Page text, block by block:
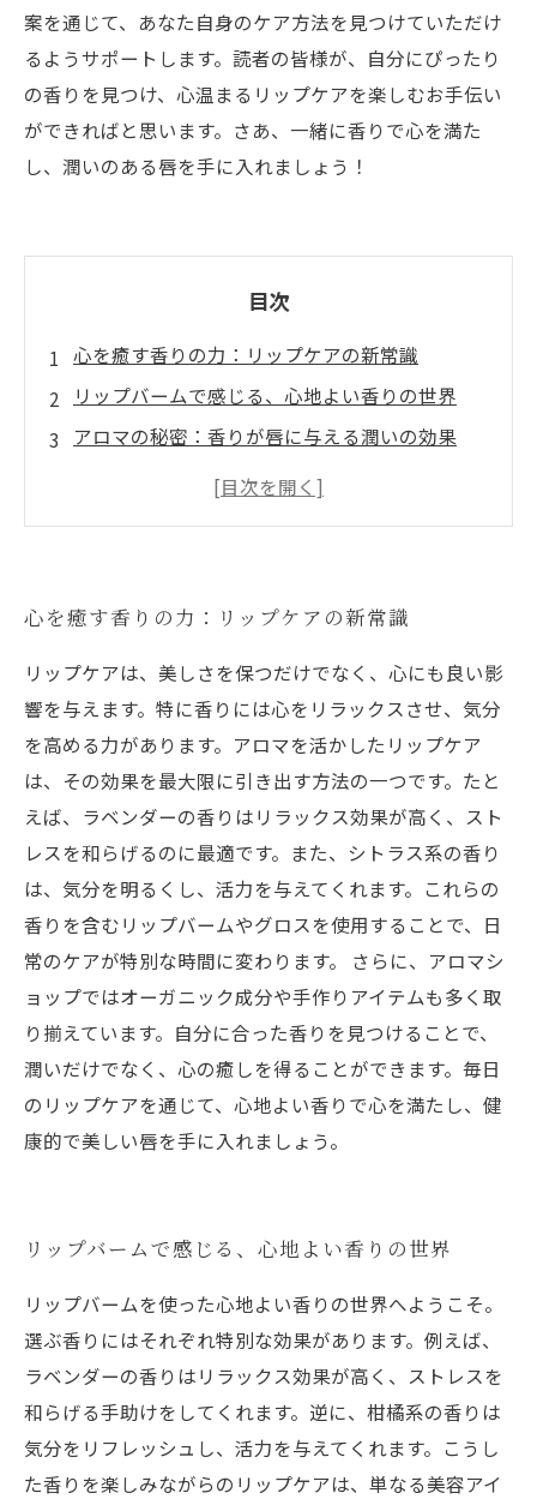
案を通じて、あなた自身のケア方法を見つけていただけ
るようサポートします。読者の皆様が、自分にぴったり
の香りを見つけ、心温まるリップケアを楽しむお手伝い
ができればと思います。さあ、一緒に香りで心を満た
し、潤いのある唇を手に入れましょう！
目次
心を癒す香りの力：リップケアの新常識
リップバームで感じる、心地よい香りの世界
アロマの秘密：香りが唇に与える潤いの効果
毎日のリップケア：香りで変わる心の状態
香りで心温まるリップケアの旅に出よう！
心を癒す香りの力：リップケアの新常識
リップケアは、美しさを保つだけでなく、心にも良い影
響を与えます。特に香りには心をリラックスさせ、気分
を高める力があります。アロマを活かしたリップケア
は、その効果を最大限に引き出す方法の一つです。たと
えば、ラベンダーの香りはリラックス効果が高く、スト
レスを和らげるのに最適です。また、シトラス系の香り
は、気分を明るくし、活力を与えてくれます。これらの
香りを含むリップバームやグロスを使用することで、日
常のケアが特別な時間に変わります。 さらに、アロマシ
ョップではオーガニック成分や手作りアイテムも多く取
り揃えています。自分に合った香りを見つけることで、
潤いだけでなく、心の癒しを得ることができます。毎日
のリップケアを通じて、心地よい香りで心を満たし、健
康的で美しい唇を手に入れましょう。
リップバームで感じる、心地よい香りの世界
リップバームを使った心地よい香りの世界へようこそ。
選ぶ香りにはそれぞれ特別な効果があります。例えば、
ラベンダーの香りはリラックス効果が高く、ストレスを
和らげる手助けをしてくれます。逆に、柑橘系の香りは
気分をリフレッシュし、活力を与えてくれます。こうし
た香りを楽しみながらのリップケアは、単なる美容アイ